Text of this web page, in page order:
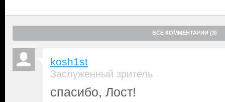
ВСЕ КОММЕНТАРИИ (3)
kosh1st
Заслуженный зритель
спасибо, Лост!